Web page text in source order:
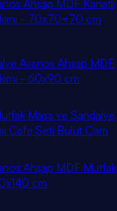
Ahşap MDF Kanatlı
- 70x70+70 cm
Avanos Ahşap MDF
- 60x90 cm
Masa ve Sandalye
Cafe Seti Bulut Çam
Ahşap MDF Mutfak
cm